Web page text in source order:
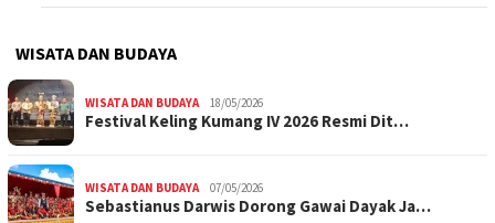
WISATA DAN BUDAYA
WISATA DAN BUDAYA 18/05/2026
Festival Keling Kumang IV 2026 Resmi Dit…
WISATA DAN BUDAYA 07/05/2026
Sebastianus Darwis Dorong Gawai Dayak Ja…